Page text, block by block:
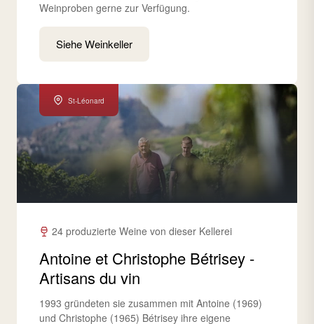
Weinproben gerne zur Verfügung.
Siehe Weinkeller
St-Léonard
24 produzierte Weine von dieser Kellerei
Antoine et Christophe Bétrisey -
Artisans du vin
1993 gründeten sie zusammen mit Antoine (1969)
und Christophe (1965) Bétrisey ihre eigene